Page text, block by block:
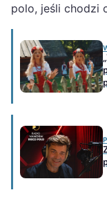
polo, jeśli chodzi